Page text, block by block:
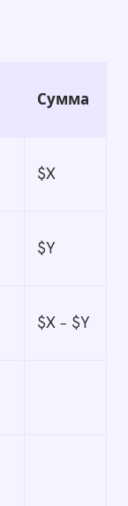
Сумма
$X
$Y
$X − $Y